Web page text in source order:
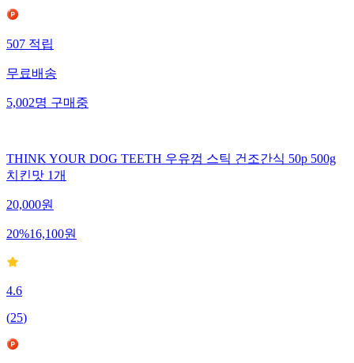
507적립
무료배송
5,002명구매중
THINK YOUR DOG TEETH 우유껌 스틱 건조간식 50p 500g
치킨맛 1개
20,000원
20%16,100원
4.6
(25)